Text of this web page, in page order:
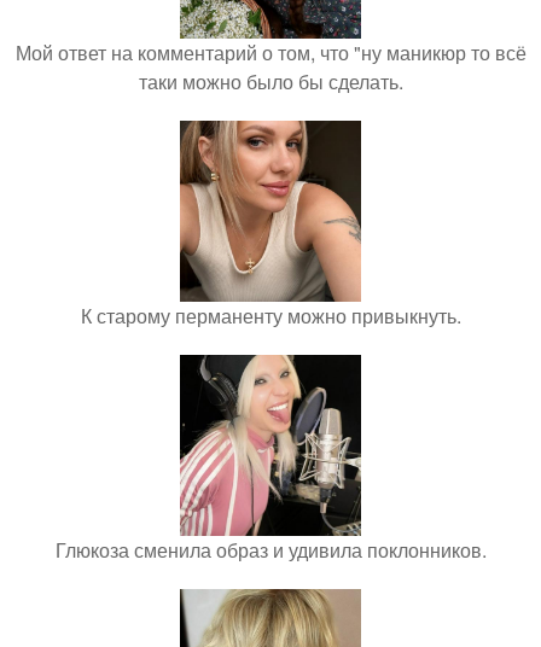
Мой ответ на комментарий о том, что "ну маникюр то всё
таки можно было бы сделать.
К старому перманенту можно привыкнуть.
Глюкоза сменила образ и удивила поклонников.